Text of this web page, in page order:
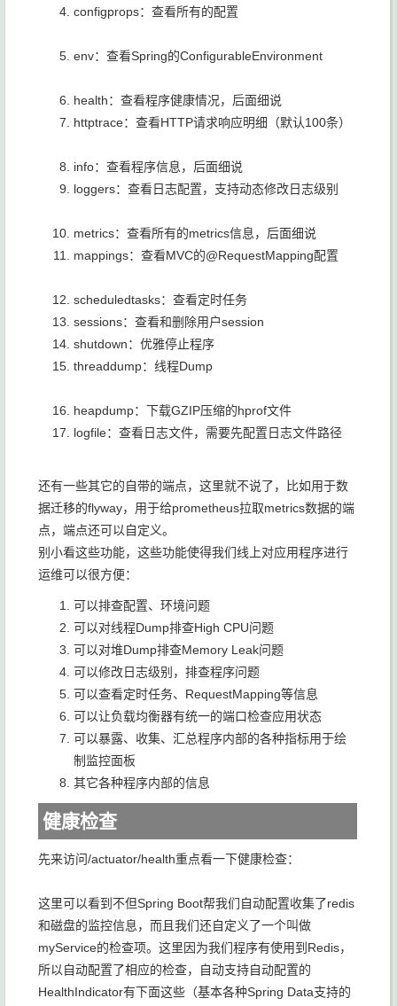
configprops：查看所有的配置
env：查看Spring的ConfigurableEnvironment
health：查看程序健康情况，后面细说
httptrace：查看HTTP请求响应明细（默认100条）
info：查看程序信息，后面细说
loggers：查看日志配置，支持动态修改日志级别
metrics：查看所有的metrics信息，后面细说
mappings：查看MVC的@RequestMapping配置
scheduledtasks：查看定时任务
sessions：查看和删除用户session
shutdown：优雅停止程序
threaddump：线程Dump
heapdump：下载GZIP压缩的hprof文件
logfile：查看日志文件，需要先配置日志文件路径
还有一些其它的自带的端点，这里就不说了，比如用于数
据迁移的flyway，用于给prometheus拉取metrics数据的端
点，端点还可以自定义。
别小看这些功能，这些功能使得我们线上对应用程序进行
运维可以很方便：
可以排查配置、环境问题
可以对线程Dump排查High CPU问题
可以对堆Dump排查Memory Leak问题
可以修改日志级别，排查程序问题
可以查看定时任务、RequestMapping等信息
可以让负载均衡器有统一的端口检查应用状态
可以暴露、收集、汇总程序内部的各种指标用于绘
制监控面板
其它各种程序内部的信息
健康检查
先来访问/actuator/health重点看一下健康检查：
这里可以看到不但Spring Boot帮我们自动配置收集了redis
和磁盘的监控信息，而且我们还自定义了一个叫做
myService的检查项。这里因为我们程序有使用到Redis，
所以自动配置了相应的检查，自动支持自动配置的
HealthIndicator有下面这些（基本各种Spring Data支持的